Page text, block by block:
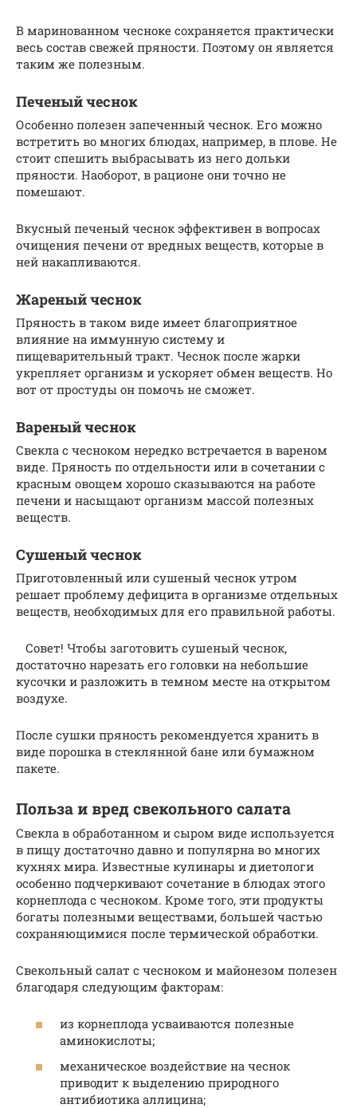
В маринованном чесноке сохраняется практически
весь состав свежей пряности. Поэтому он является
таким же полезным.
Печеный чеснок
Особенно полезен запеченный чеснок. Его можно
встретить во многих блюдах, например, в плове. Не
стоит спешить выбрасывать из него дольки
пряности. Наоборот, в рационе они точно не
помешают.
Вкусный печеный чеснок эффективен в вопросах
очищения печени от вредных веществ, которые в
ней накапливаются.
Жареный чеснок
Пряность в таком виде имеет благоприятное
влияние на иммунную систему и
пищеварительный тракт. Чеснок после жарки
укрепляет организм и ускоряет обмен веществ. Но
вот от простуды он помочь не сможет.
Вареный чеснок
Свекла с чесноком нередко встречается в вареном
виде. Пряность по отдельности или в сочетании с
красным овощем хорошо сказываются на работе
печени и насыщают организм массой полезных
веществ.
Сушеный чеснок
Приготовленный или сушеный чеснок утром
решает проблему дефицита в организме отдельных
веществ, необходимых для его правильной работы.
Совет! Чтобы заготовить сушеный чеснок,
достаточно нарезать его головки на небольшие
кусочки и разложить в темном месте на открытом
воздухе.
После сушки пряность рекомендуется хранить в
виде порошка в стеклянной бане или бумажном
пакете.
Польза и вред свекольного салата
Свекла в обработанном и сыром виде используется
в пищу достаточно давно и популярна во многих
кухнях мира. Известные кулинары и диетологи
особенно подчеркивают сочетание в блюдах этого
корнеплода с чесноком. Кроме того, эти продукты
богаты полезными веществами, большей частью
сохраняющимися после термической обработки.
Свекольный салат с чесноком и майонезом полезен
благодаря следующим факторам:
из корнеплода усваиваются полезные
аминокислоты;
механическое воздействие на чеснок
приводит к выделению природного
антибиотика аллицина;